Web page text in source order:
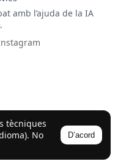
tècniques
No
D’acord
amb l’ajuda de la IA